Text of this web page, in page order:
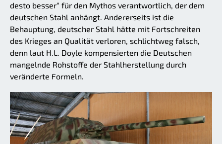
desto besser“ für den Mythos verantwortlich, der dem
deutschen Stahl anhängt. Andererseits ist die
Behauptung, deutscher Stahl hätte mit Fortschreiten
des Krieges an Qualität verloren, schlichtweg falsch,
denn laut H.L. Doyle kompensierten die Deutschen
mangelnde Rohstoffe der Stahlherstellung durch
veränderte Formeln.